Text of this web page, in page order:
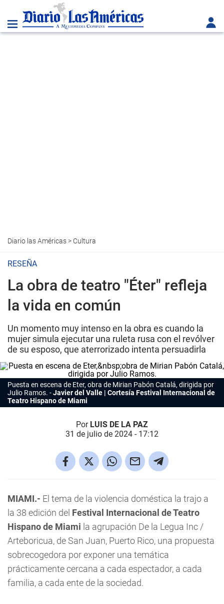
Diario las Américas> Cultura
RESEÑA
La obra de teatro "Éter" refleja
la vida en común
Un momento muy intenso en la obra es cuando la
mujer simula ejecutar una ruleta rusa con el revólver
de su esposo, que aterrorizado intenta persuadirla
Puesta en escena de Eter, obra de Mirian Pabón Catalá, dirigida por
Julio Ramos.
Javier del Valle | Cortesía Festival Internacional de
Teatro Hispano de Miami
Por LUIS DE LA PAZ
31 de julio de 2024 - 17:12
MIAMI.- El tema de la violencia doméstica la trajo a
la 38 edición del Festival Internacional de Teatro
Hispano de Miami la agrupación De la Legua Inc /
Arteboricua, de San Juan, Puerto Rico, una propuesta
sobrecogedora por exponer una temática
prácticamente cercana a cada espectador, a cada
familia, a cada ente de la sociedad.